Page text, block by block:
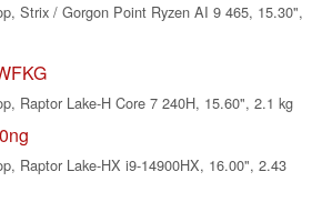
Strix / Gorgon Point Ryzen AI 9 465, 15.30",
Raptor Lake-H Core 7 240H, 15.60", 2.1 kg
Raptor Lake-HX i9-14900HX, 16.00", 2.43